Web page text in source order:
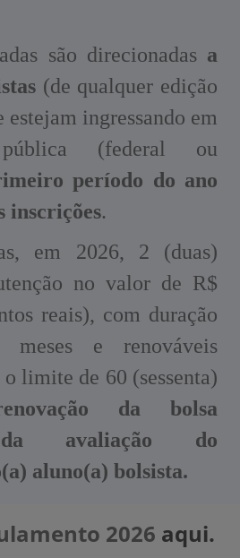
são direcionadas a
(de qualquer edição
ingressando em
pública (federal ou
período do ano
inscrições.
em 2026, 2 (duas)
no valor de R$
reais), com duração
e renováveis
limite de 60 (sessenta)
da bolsa
da avaliação do
aluno(a) bolsista.
2026 aqui.